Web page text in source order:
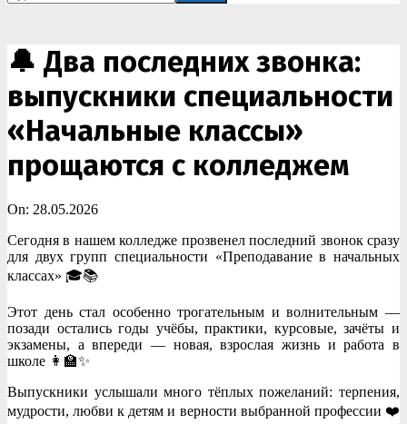
🔔 Два последних звонка:
выпускники специальности
«Начальные классы»
прощаются с колледжем
On: 28.05.2026
Сегодня в нашем колледже прозвенел последний звонок сразу
для двух групп специальности «Преподавание в начальных
классах» 🎓📚
Этот день стал особенно трогательным и волнительным —
позади остались годы учёбы, практики, курсовые, зачёты и
экзамены, а впереди — новая, взрослая жизнь и работа в
школе 👩‍🏫✨
Выпускники услышали много тёплых пожеланий: терпения,
мудрости, любви к детям и верности выбранной профессии ❤️